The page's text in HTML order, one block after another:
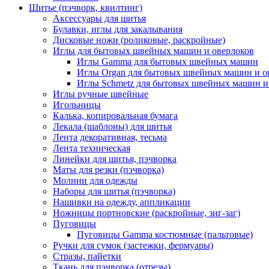
Шитье (пэчворк, квилтинг)
Аксессуары для шитья
Булавки, иглы для закалывания
Дисковые ножи (роликовые, раскройные)
Иглы для бытовых швейных машин и оверлоков
Иглы Gamma для бытовых швейных машин
Иглы Organ для бытовых швейных машин и
Иглы Schmetz для бытовых швейных машин и
Иглы ручные швейные
Игольницы
Калька, копировальная бумага
Лекала (шаблоны) для шитья
Лента декоративная, тесьма
Лента техническая
Линейки для шитья, пэчворка
Маты для резки (пэчворка)
Молнии для одежды
Наборы для шитья (пэчворка)
Нашивки на одежду, аппликации
Ножницы портновские (раскройные, зиг-заг)
Пуговицы
Пуговицы Gamma костюмные (пальтовые)
Ручки для сумок (застежки, фермуары)
Стразы, пайетки
Ткань для пэчворка (отрезы)